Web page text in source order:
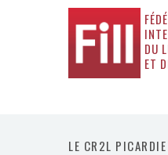
DU
ET
LE CR2L